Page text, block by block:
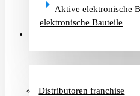
Aktive elektronische
elektronische Bauteile
Distributoren franchise